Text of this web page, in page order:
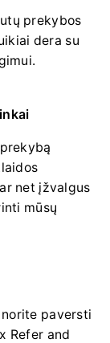
prekybos
dera su
net įžvalgus
mūsų
paversti
Refer and